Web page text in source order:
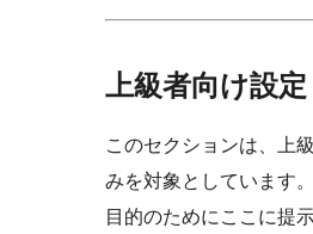
上級者向け設定
このセクションは、上
みを対象としています
目的のためにここに提